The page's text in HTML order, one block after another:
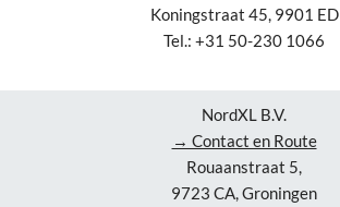
Koningstraat 45, 9901 ED
Tel.: +31 50-230 1066
NordXL B.V.
→ Contact en Route
Rouaanstraat 5,
9723 CA, Groningen